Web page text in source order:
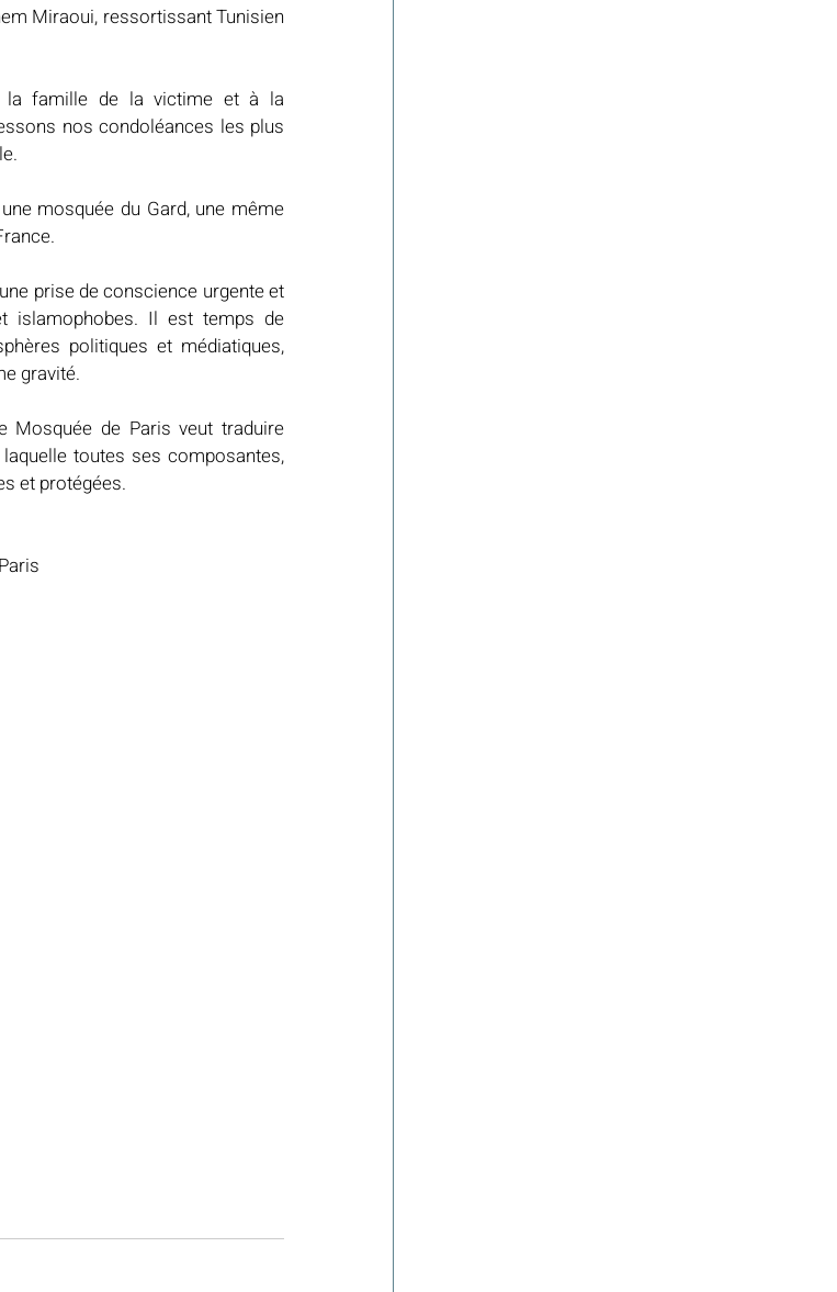
Miraoui, ressortissant Tunisien
la famille de la victime et à la
nos condoléances les plus
mosquée du Gard, une même
prise de conscience urgente et
islamophobes. Il est temps de
politiques et médiatiques,
gravité.
Mosquée de Paris veut traduire
toutes ses composantes,
et protégées.